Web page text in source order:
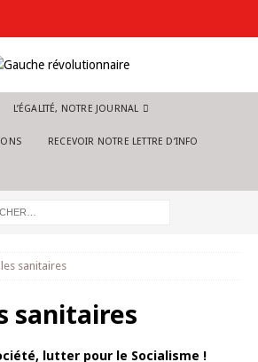
L’ÉGALITÉ, NOTRE JOURNAL
RECEVOIR NOTRE LETTRE D’INFO
sanitaires
sanitaires
lutter pour le Socialisme !